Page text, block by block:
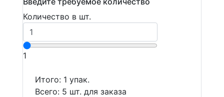
Количество в шт.
1
Итого: 1 упак.
Всего: 5 шт. для заказа